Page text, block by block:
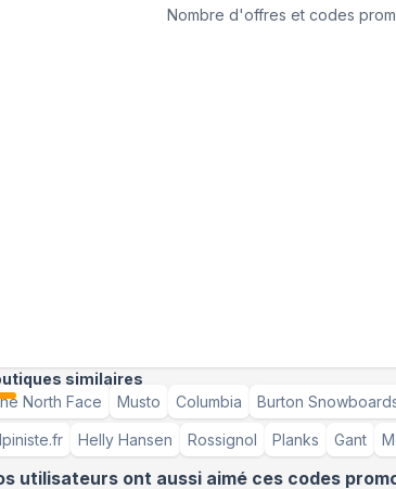
Nombre d'offres et codes
similaires
North Face
Musto Columbia Burton
Helly Hansen Rossignol Planks Gant
utilisateurs ont aussi aimé ces codes